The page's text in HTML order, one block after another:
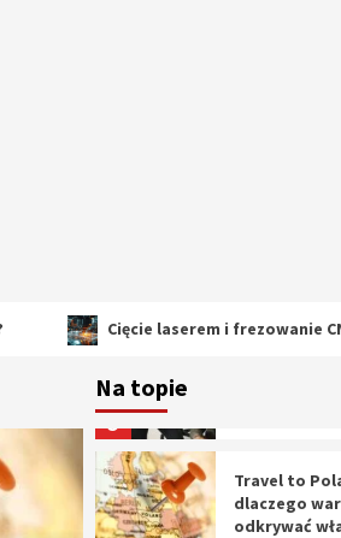
Cięcie laserem i frezowanie CNC –
Na topie
5
rozwiązania
Travel to
dlaczego
odkrywać